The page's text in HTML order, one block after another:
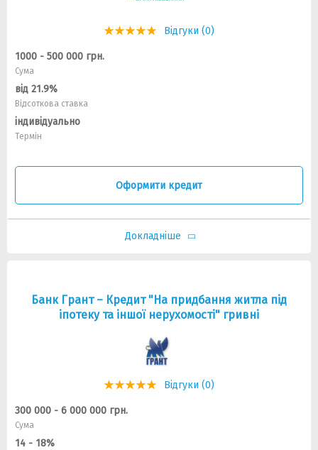
Відгуки (0)
1000 - 500 000 грн.
Сума
від 21.9%
Відсоткова ставка
індивідуально
Термін
Оформити кредит
Докладніше
Банк Грант – Кредит "На придбання житла під
іпотеку та іншої нерухомості" гривні
Відгуки (0)
300 000 - 6 000 000 грн.
Сума
14 - 18%